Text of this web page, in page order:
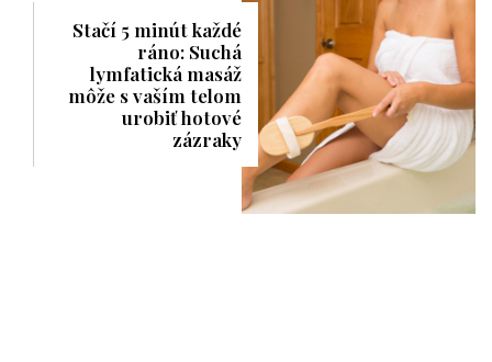
Stačí 5 minút každé
ráno: Suchá
lymfatická masáž
môže s vaším telom
urobiť hotové
zázraky